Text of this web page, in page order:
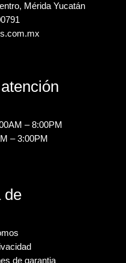
Mérida Yucatán
– 8:00PM
– 3:00PM
de
de garantia